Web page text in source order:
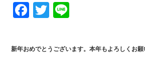
Fa
bo
ok
T
tte
r
新年おめでとうございます。本年もよろしくお願